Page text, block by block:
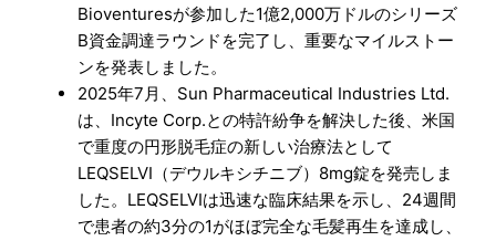
Bioventuresが参加した1億2,000万ドルのシリーズ
B資金調達ラウンドを完了し、重要なマイルストー
ンを発表しました。
2025年7月、Sun Pharmaceutical Industries Ltd.
は、Incyte Corp.との特許紛争を解決した後、米国
で重度の円形脱毛症の新しい治療法として
LEQSELVI（デウルキシチニブ）8mg錠を発売しま
した。LEQSELVIは迅速な臨床結果を示し、24週間
で患者の約3分の1がほぼ完全な毛髪再生を達成し、